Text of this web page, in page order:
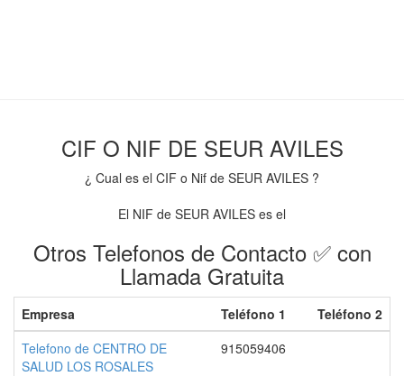
CIF O NIF DE SEUR AVILES
¿ Cual es el CIF o Nif de SEUR AVILES ?
El NIF de SEUR AVILES es el
Otros Telefonos de Contacto ✅ con
Llamada Gratuita
Empresa Teléfono 1
Teléfono 2
Telefono de CENTRO DE
SALUD LOS ROSALES
915059406